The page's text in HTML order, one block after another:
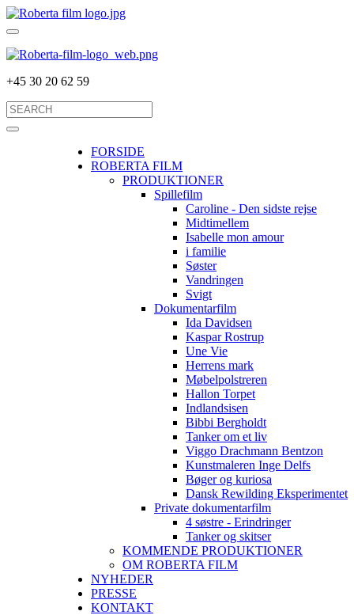
+45 30 20 62 59
FORSIDE
ROBERTA FILM
PRODUKTIONER
Spillefilm
Caroline - Den sidste rejse
Midtimellem
Isabelle mon amour
i familie
Søster
Vandringen
Svigt
Dokumentarfilm
Ida Davidsen
Kaspar Rostrup
Une Vie
Herrens mark
Møbelpolstreren
Hallon Torpet
Indlandsisen
Bibbi Bergholdt
Tanker om et liv
Viggo Drachmann Bentzon
Kunstmaleren Inge Delfs
Bøger og kuriosa
Dansk Rewilding Eksperimentet
Private dokumentarfilm
4 søstre - Erindringer
Tanker og skitser
KOMMENDE PRODUKTIONER
OM ROBERTA FILM
NYHEDER
PRESSE
KONTAKT